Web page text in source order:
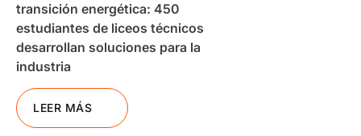
transición energética: 450
estudiantes de liceos técnicos
desarrollan soluciones para la
industria
LEER MÁS